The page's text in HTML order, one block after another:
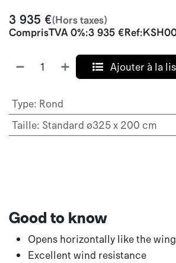
3 935 €(Hors taxes)
ComprisTVA 0%:3 935 €Ref:
Ajouter à la
Type: Rond
Taille: Standard ø325 x 200 cm
Good to know
Opens horizontally like the
Excellent wind resistance